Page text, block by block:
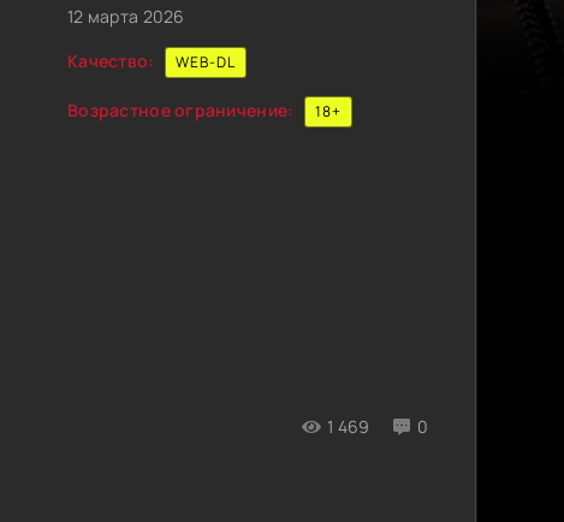
1 469 0
12 марта 2026
Качество:
WEB-DL
Возрастное ограничение: 18+